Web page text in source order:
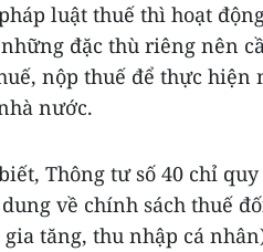
luật thuế thì hoạt
đặc thù riêng nên
nộp thuế để thực hiện
nước.
Thông tư số 40 chỉ
về chính sách thuế
tăng, thu nhập cá